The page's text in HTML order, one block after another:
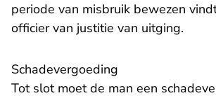
periode van misbruik bewezen
officier van justitie van uitging.
Schadevergoeding
Tot slot moet de man een